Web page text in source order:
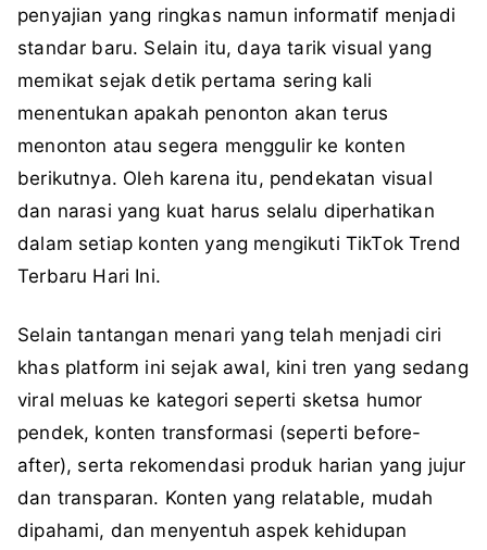
penyajian yang ringkas namun informatif menjadi
standar baru. Selain itu, daya tarik visual yang
memikat sejak detik pertama sering kali
menentukan apakah penonton akan terus
menonton atau segera menggulir ke konten
berikutnya. Oleh karena itu, pendekatan visual
dan narasi yang kuat harus selalu diperhatikan
dalam setiap konten yang mengikuti TikTok Trend
Terbaru Hari Ini.
Selain tantangan menari yang telah menjadi ciri
khas platform ini sejak awal, kini tren yang sedang
viral meluas ke kategori seperti sketsa humor
pendek, konten transformasi (seperti before-
after), serta rekomendasi produk harian yang jujur
dan transparan. Konten yang relatable, mudah
dipahami, dan menyentuh aspek kehidupan